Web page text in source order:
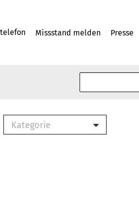
Missstand melden Presse
Kategorie